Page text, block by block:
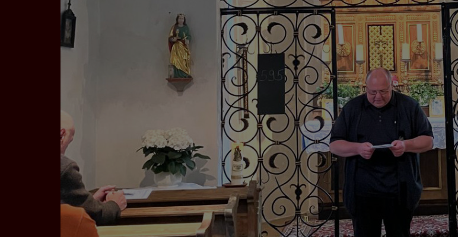
gespeichert. Lediglich eine anonyme Session-ID wird hinterlegt.
Statistik
Diese Website nutzt Matomo Analytics für die Auswertung der Seitenaufrufe als
werden ausschließlich auf unseren eigenen Servern gespeichert. Eine
die Funktion AnonymizeIP zur Anonymisierung Ihrer IP-Adresse, so dass diese
auf unserer Internetseite zugeordnet werden kann.
YouTube / Vimeo
Videos werden über die Plattformen YouTube oder Vimeo eingebunden. Wir
Datenschutzmodus. Dieser Modus bewirkt laut YouTube, dass YouTube keine
Website speichert, bevor diese sich das Video ansehen.
Eingebundene Inhalte
Optional sind externe Inhalte auf den Seiten dieser Website eingebunden. Das
sein oder auch Anwendungen einer externen Website.